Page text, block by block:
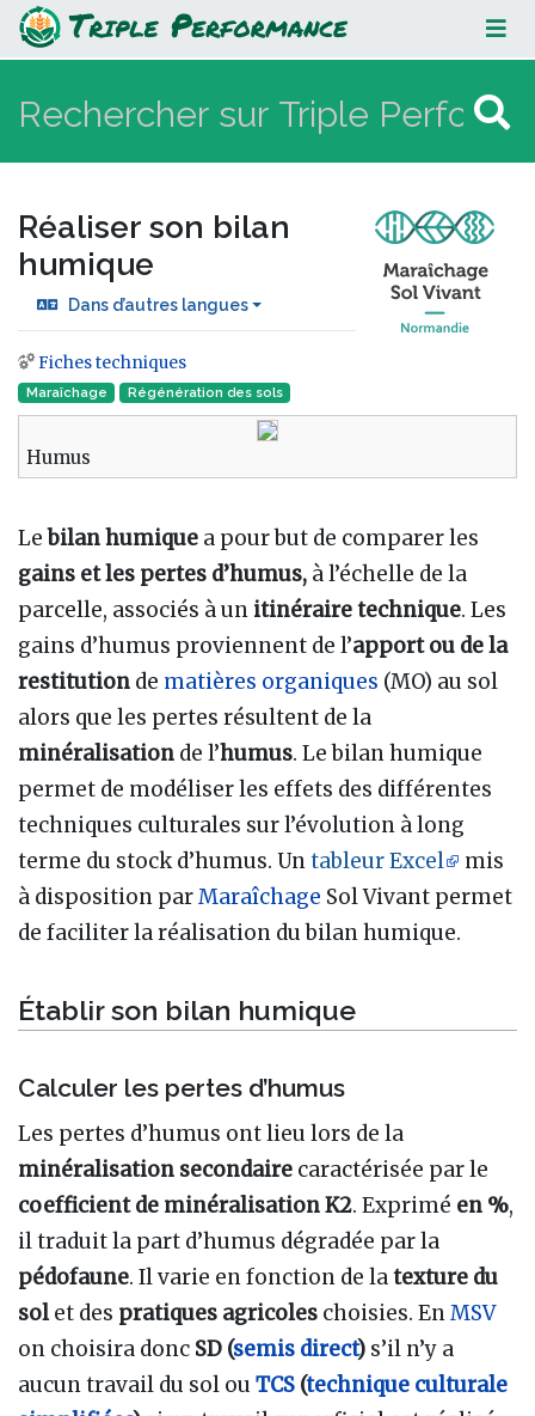
Réaliser son bilan humique
Réaliser son bilan
humique
Dans d’autres langues
Aller à :navigation
Fiches techniques
Maraîchage Régénération des sols
Humus
Lebilan humique a pour but de comparer les
gains et les pertes d’humus, à l’échelle de la
parcelle, associés à un itinéraire technique. Les
gains d’humus proviennent de l’apport ou de la
restitution de matières organiques (MO) au sol
alors que les pertes résultent de la
minéralisation de l’humus. Le bilan humique
permet de modéliser les effets des différentes
techniques culturales sur l’évolution à long
terme du stock d’humus. Untableur Excel
mis
à disposition parMaraîchage Sol Vivant permet
de faciliter la réalisation du bilan humique.
Établir son bilan humique
Calculer les pertes d’humus
Les pertes d’humus ont lieu lors de la
minéralisation secondaire caractérisée par le
coefficient de minéralisation K2. Exprimé en %,
il traduit la part d’humus dégradée par la
pédofaune. Il varie en fonction de latexture du
solet des pratiques agricoles choisies. EnMSV
on choisira donc SD (semis direct) s’il n’y a
aucun travail du sol ou TCS (technique culturale